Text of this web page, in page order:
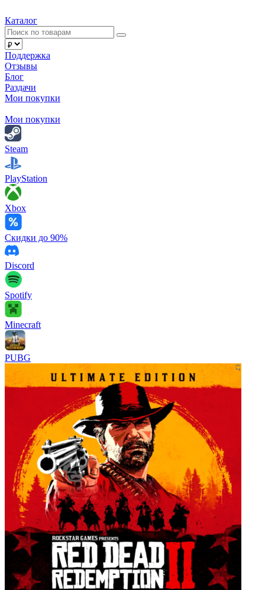
Каталог
Поддержка
Отзывы
Блог
Раздачи
Мои покупки
Мои покупки
Steam
PlayStation
Xbox
Скидки до 90%
Discord
Spotify
Minecraft
PUBG